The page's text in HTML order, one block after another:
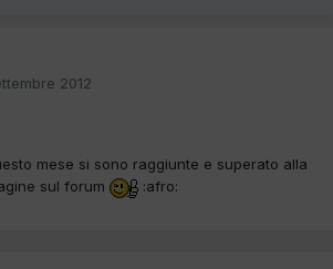
2012
mese si sono raggiunte e superato alla
sul forum
:afro: